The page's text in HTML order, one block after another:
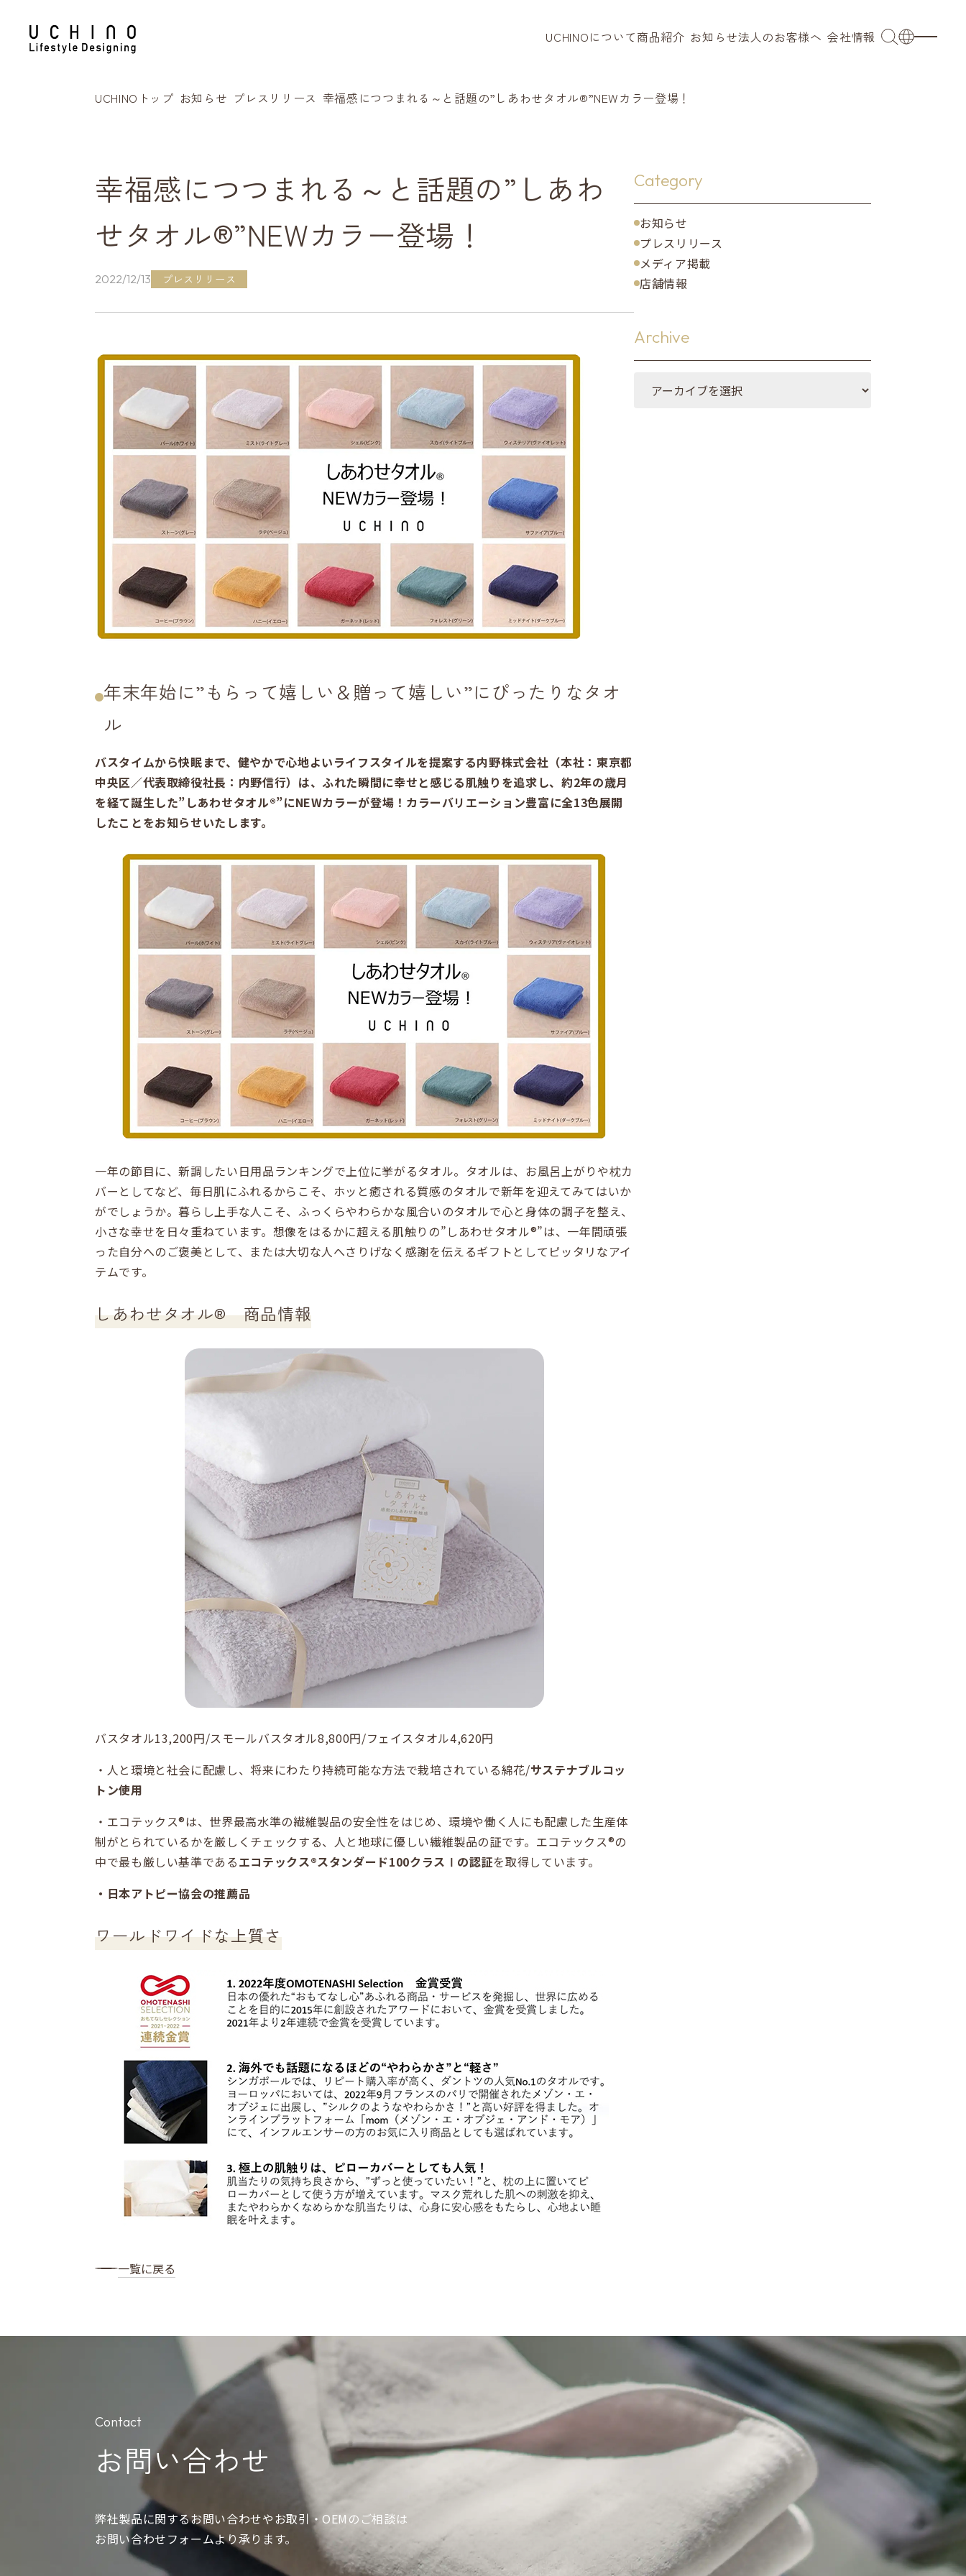
UCHINOについて商品紹介
バスローブ
リラクシングウェア
ベビー・キッズ
タオルハンカチ
オーダーメイド
お知らせ法人のお客様へ 会社情報
サステナビリティ
UCHINOトップ お知らせ プレスリリース 幸福感につつまれる～と話題の”しあわせタオル®”NEWカラー登場！
幸福感につつまれる～と話題の”しあわ
せタオル®”NEWカラー登場！
2022/12/13 プレスリリース
年末年始に”もらって嬉しい＆贈って嬉しい”にぴったりなタオ
ル
バスタイムから快眠まで、健やかで心地よいライフスタイルを提案する内野株式会社（本社：東京都
中央区／代表取締役社長：内野信行）は、ふれた瞬間に幸せと感じる肌触りを追求し、約2年の歳月
を経て誕生した”しあわせタオル®”にNEWカラーが登場！カラーバリエーション豊富に全13色展開
したことをお知らせいたします。
一年の節目に、新調したい日用品ランキングで上位に挙がるタオル。タオルは、お風呂上がりや枕カ
バーとしてなど、毎日肌にふれるからこそ、ホッと癒される質感のタオルで新年を迎えてみてはいか
がでしょうか。暮らし上手な人こそ、ふっくらやわらかな風合いのタオルで心と身体の調子を整え、
小さな幸せを日々重ねています。想像をはるかに超える肌触りの”しあわせタオル®”は、一年間頑張
った自分へのご褒美として、または大切な人へさりげなく感謝を伝えるギフトとしてピッタリなアイ
テムです。
しあわせタオル® 商品情報
バスタオル13,200円/スモールバスタオル8,800円/フェイスタオル4,620円
・人と環境と社会に配慮し、将来にわたり持続可能な方法で栽培されている綿花/サステナブルコッ
トン使用
・エコテックス®は、世界最高水準の繊維製品の安全性をはじめ、環境や働く人にも配慮した生産体
制がとられているかを厳しくチェックする、人と地球に優しい繊維製品の証です。エコテックス®の
中で最も厳しい基準であるエコテックス®スタンダード100クラスⅠの認証を取得しています。
・日本アトピー協会の推薦品
ワールドワイドな上質さ
一覧に戻る
Category
お知らせ
プレスリリース
メディア掲載
店舗情報
Archive
Contact
お問い合わせ
弊社製品に関するお問い合わせやお取引・OEMのご相談は
お問い合わせフォームより承ります。